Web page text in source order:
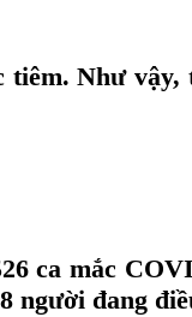
Như vậy,
ca mắc
người đang